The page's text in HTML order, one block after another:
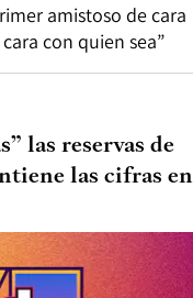
amistoso de cara
con quien sea”
las reservas de
las cifras en